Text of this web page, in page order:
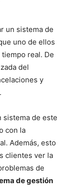
un sistema de
uno de ellos
real. De
del
y
sistema de este
con la
Además, esto
clientes ver la
de
de gestión